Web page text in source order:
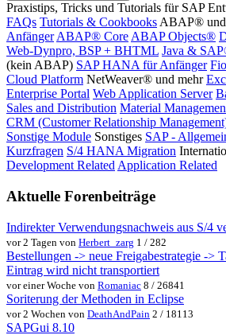
Praxistips, Tricks und Tutorials für SAP
FAQs Tutorials & Cookbooks ABAP®
Anfänger ABAP® Core ABAP Objects®
Web-Dynpro, BSP + BHTML Java &
(kein ABAP) SAP HANA für Anfänger
Cloud Platform NetWeaver® und mehr
Enterprise Portal Web Application Server
Sales and Distribution Material
CRM (Customer Relationship
Sonstige Module Sonstiges SAP -
Kurzfragen S/4 HANA Migration
Development Related Application Related
Aktuelle Forenbeiträge
Indirekter Verwendungsnachweis aus S/4
vor 2 Tagen von Herbert_zarg 1 / 282
Bestellungen -> neue Freigabestrategie ->
Eintrag wird nicht transportiert
vor einer Woche von Romaniac 8 / 26841
Soriterung der Methoden in Eclipse
vor 2 Wochen von DeathAndPain 2 / 18113
SAPGui 8.10